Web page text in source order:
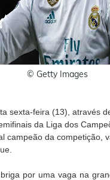
© Getty Images
sexta-feira (13), através
da Liga dos
campeão da competição,
por uma vaga na